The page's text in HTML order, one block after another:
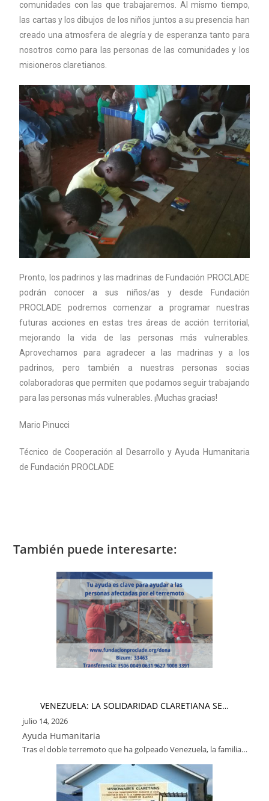
comunidades con las que trabajaremos. Al mismo tiempo,
las cartas y los dibujos de los niños juntos a su presencia han
creado una atmosfera de alegría y de esperanza tanto para
nosotros como para las personas de las comunidades y los
misioneros claretianos.
Pronto, los padrinos y las madrinas de Fundación PROCLADE
podrán conocer a sus niños/as y desde Fundación
PROCLADE podremos comenzar a programar nuestras
futuras acciones en estas tres áreas de acción territorial,
mejorando la vida de las personas más vulnerables.
Aprovechamos para agradecer a las madrinas y a los
padrinos, pero también a nuestras personas socias
colaboradoras que permiten que podamos seguir trabajando
para las personas más vulnerables. ¡Muchas gracias!
Mario Pinucci
Técnico de Cooperación al Desarrollo y Ayuda Humanitaria
de Fundación PROCLADE
También puede interesarte:
VENEZUELA: LA SOLIDARIDAD CLARETIANA SE…
julio 14, 2026
Ayuda Humanitaria
Tras el doble terremoto que ha golpeado Venezuela, la familia…